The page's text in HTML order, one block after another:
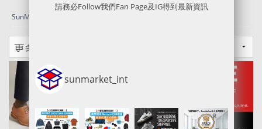
SunMarket 代購．代運．代寄
請務必Follow我們Fan Page及IG得到最新資訊
sunmarket_int